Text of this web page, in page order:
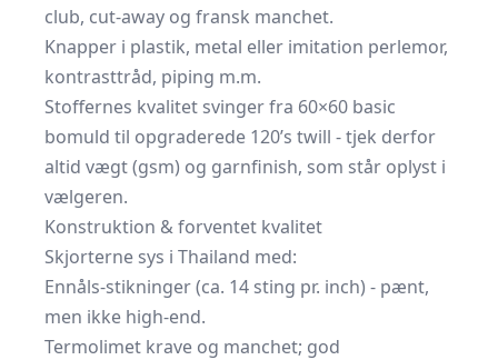
club, cut-away og fransk manchet.
Knapper i plastik, metal eller imitation perlemor,
kontrasttråd, piping m.m.
Stoffernes kvalitet svinger fra 60×60 basic
bomuld til opgraderede 120’s twill - tjek derfor
altid vægt (gsm) og garnfinish, som står oplyst i
vælgeren.
Konstruktion & forventet kvalitet
Skjorterne sys i Thailand med:
Ennåls-stikninger (ca. 14 sting pr. inch) - pænt,
men ikke high-end.
Termolimet krave og manchet; god